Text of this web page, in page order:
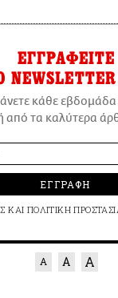
ΕΓΓΡΑΦΕΙΤΕ
κάθε
από τα καλύτερα
ΕΓΓΡΑΦΗ
ΚΑΙ ΠΟΛΙΤΙΚΗ